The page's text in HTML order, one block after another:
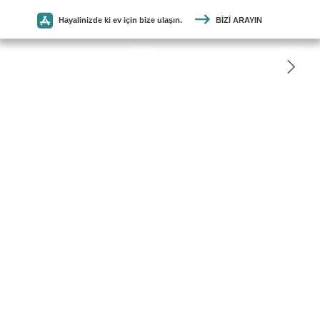
Hayalinizde ki ev için bize ulaşın. BIZI ARAYIN